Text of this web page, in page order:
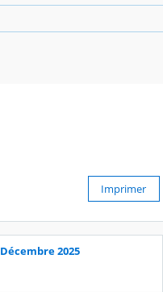
Imprimer
Décembre 2025